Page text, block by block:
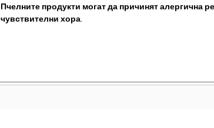
Пчелните продукти могат да причинят алергична
чувствителни хора.